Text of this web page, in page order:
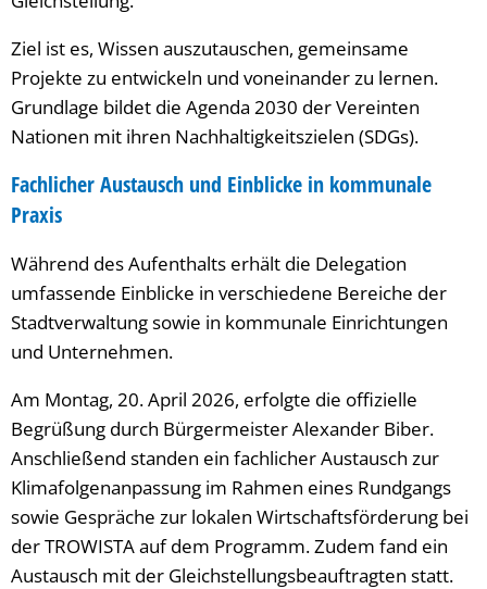
Ziel ist es, Wissen auszutauschen, gemeinsame
Projekte zu entwickeln und voneinander zu lernen.
Grundlage bildet die Agenda 2030 der Vereinten
Nationen mit ihren Nachhaltigkeitszielen (SDGs).
Fachlicher Austausch und Einblicke in kommunale
Praxis
Während des Aufenthalts erhält die Delegation
umfassende Einblicke in verschiedene Bereiche der
Stadtverwaltung sowie in kommunale Einrichtungen
und Unternehmen.
Am Montag, 20. April 2026, erfolgte die offizielle
Begrüßung durch Bürgermeister Alexander Biber.
Anschließend standen ein fachlicher Austausch zur
Klimafolgenanpassung im Rahmen eines Rundgangs
sowie Gespräche zur lokalen Wirtschaftsförderung bei
der TROWISTA auf dem Programm. Zudem fand ein
Austausch mit der Gleichstellungsbeauftragten statt.